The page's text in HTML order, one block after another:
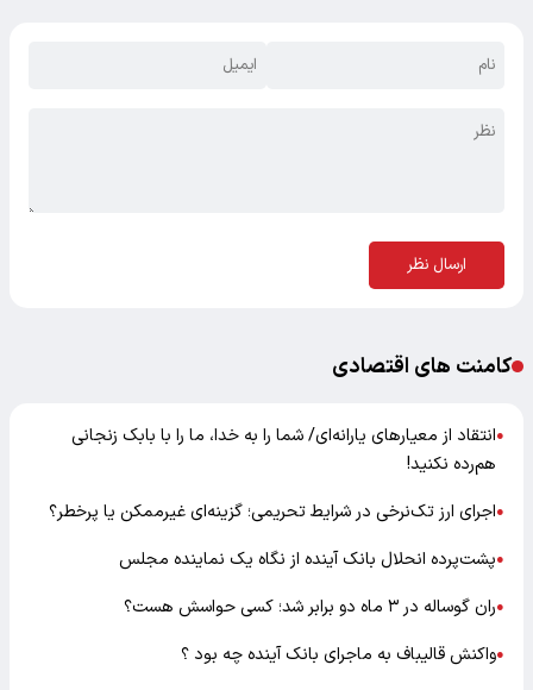
ارسال نظر
کامنت های اقتصادی
●انتقاد از معیارهای یارانه‌ای/ شما را به خدا، ما را با بابک زنجانی
هم‌رده نکنید!
●اجرای ارز تک‌نرخی در شرایط تحریمی؛ گزینه‌ای غیرممکن یا پرخطر؟
●پشت‌پرده انحلال بانک آینده از نگاه یک نماینده مجلس
●ران گوساله در ۳ ماه دو برابر شد؛ کسی حواسش هست؟
●واکنش قالیباف به ماجرای بانک آینده چه بود ؟